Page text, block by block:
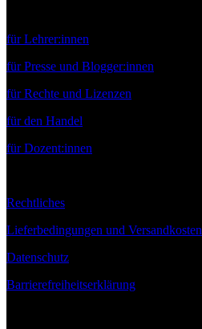
für Lehrer:innen
für Presse und Blogger:innen
für Rechte und Lizenzen
für den Handel
für Dozent:innen
Rechtliches
Lieferbedingungen und Versandkosten
Datenschutz
Barrierefreiheitserklärung